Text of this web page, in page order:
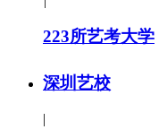
223所艺考大学
深圳艺校
|